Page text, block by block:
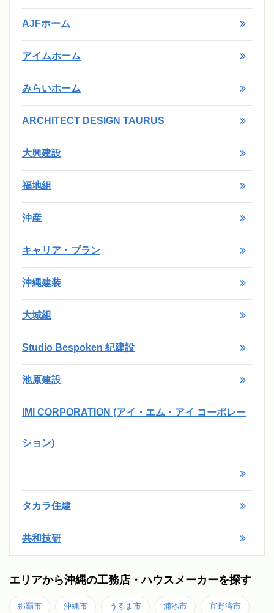
AJFホーム
アイムホーム
みらいホーム
ARCHITECT DESIGN TAURUS
大興建設
福地組
沖産
キャリア・プラン
沖縄建装
大城組
Studio Bespoken 紀建設
池原建設
IMI CORPORATION (アイ・エム・アイ コーポレー
ション)
タカラ住建
共和技研
エリアから沖縄の工務店・ハウスメーカーを探す
那覇市 沖縄市 うるま市 浦添市 宜野湾市